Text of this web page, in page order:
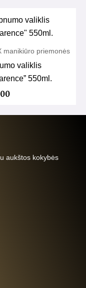
manikiūro priemonės
valiklis
550ml.
aukštos kokybės